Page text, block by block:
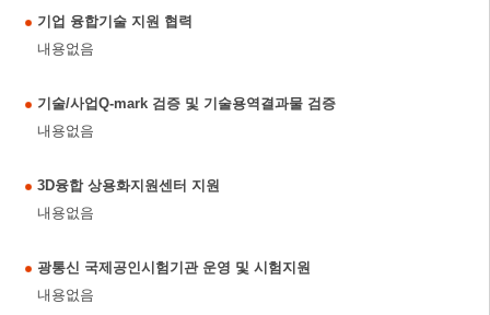
기업 융합기술 지원 협력
내용없음
기술/사업Q-mark 검증 및 기술용역결과물 검증
내용없음
3D융합 상용화지원센터 지원
내용없음
광통신 국제공인시험기관 운영 및 시험지원
내용없음